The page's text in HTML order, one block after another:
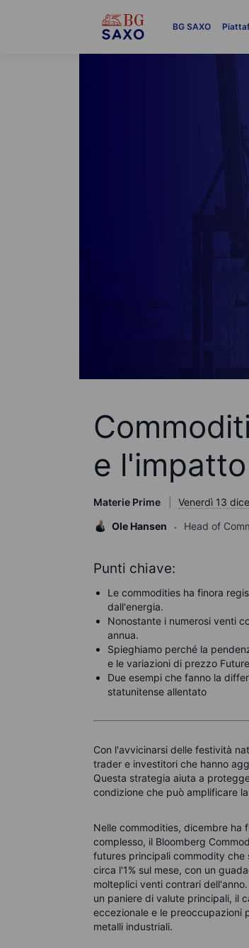
BG SAXO
e
Materie Prime
Venerdì 13
Ole Hansen
Head of
Punti chiave:
Le commodities ha finora
dall'energia.
Nonostante i numerosi venti
annua.
Spieghiamo perché la
e le variazioni di prezzo
Due esempi che fanno la
statunitense allentato
Con l'avvicinarsi delle festività
trader e investitori che hanno
Questa strategia aiuta a
condizione che può amplificare
Nelle commodities, dicembre
complesso, il Bloomberg
futures principali commodity che
circa l'1% sul mese, con un
molteplici venti contrari
un paniere di valute principali, il
eccezionale e le preoccupazioni
metalli industriali.